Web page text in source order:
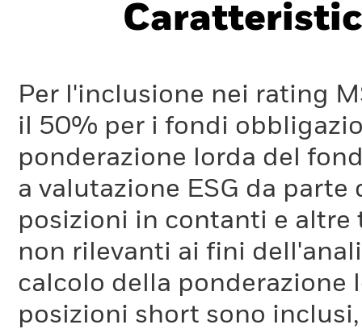
Per l'inclusione nei rating
il 50% per i fondi
ponderazione lorda del
a valutazione ESG da parte
posizioni in contanti e
non rilevanti ai fini
calcolo della ponderazione
posizioni short sono